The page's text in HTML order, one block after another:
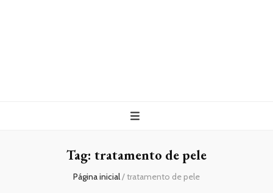
Tag: tratamento de pele
Página inicial/tratamento de pele